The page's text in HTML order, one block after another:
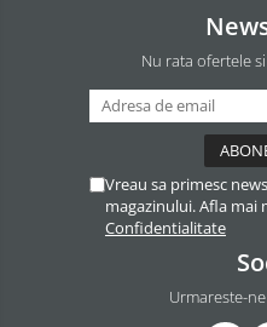
Nu rata ofertele
Vreau sa primesc
magazinului. Afla mai
Confidentialitate
Urmareste-